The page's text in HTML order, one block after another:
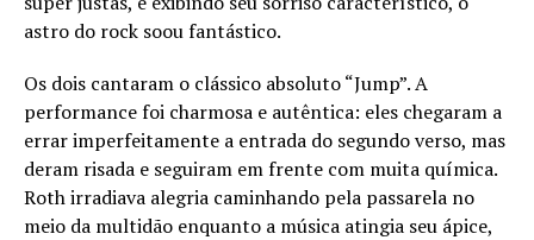
astro do rock soou fantástico.
Os dois cantaram o clássico absoluto “Jump”. A
performance foi charmosa e autêntica: eles chegaram a
errar imperfeitamente a entrada do segundo verso, mas
deram risada e seguiram em frente com muita química.
Roth irradiava alegria caminhando pela passarela no
meio da multidão enquanto a música atingia seu ápice,